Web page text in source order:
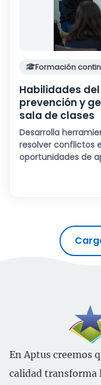
Formación
Habilidades
prevención y
sala de clases
Desarrolla
resolver conflictos
oportunidades de
En Aptus creemos
calidad transforma